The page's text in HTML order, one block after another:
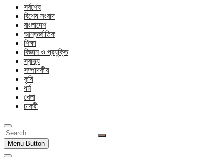
সর্বশেষ
বিশেষ সংবাদ
বাংলাদেশ
আন্তর্জাতিক
শিক্ষা
বিজ্ঞান ও প্রযুক্তি
স্বাস্থ্য
সম্পাদকীয়
কৃষি
ধর্ম
খেলা
চাকরী
Search
…Menu Button